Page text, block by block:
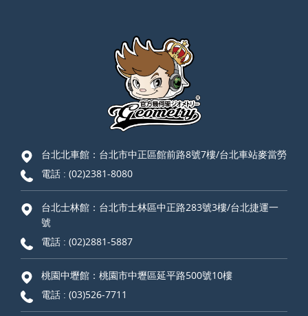
台北北車館：台北市中正區館前路8號7樓/台北車站麥當勞
電話 : (02)2381-8080
台北士林館：台北市士林區中正路283號3樓/台北捷運一
號
電話 : (02)2881-5887
桃園中壢館：桃園市中壢區延平路500號10樓
電話 : (03)526-7711